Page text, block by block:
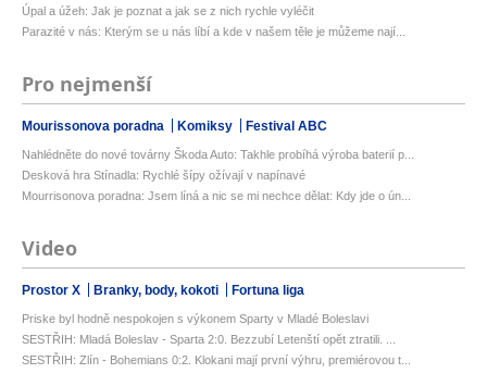
Úpal a úžeh: Jak je poznat a jak se z nich rychle vyléčit
Parazité v nás: Kterým se u nás líbí a kde v našem těle je můžeme nají...
Pro nejmenší
Mourissonova poradna Komiksy Festival ABC
Nahlédněte do nové továrny Škoda Auto: Takhle probíhá výroba baterií p...
Desková hra Stínadla: Rychlé šípy ožívají v napínavé
Mourrisonova poradna: Jsem líná a nic se mi nechce dělat: Kdy jde o ún...
Video
Prostor X Branky, body, kokoti Fortuna liga
Priske byl hodně nespokojen s výkonem Sparty v Mladé Boleslavi
SESTŘIH: Mladá Boleslav - Sparta 2:0. Bezzubí Letenští opět ztratili. ...
SESTŘIH: Zlín - Bohemians 0:2. Klokani mají první výhru, premiérovou t...